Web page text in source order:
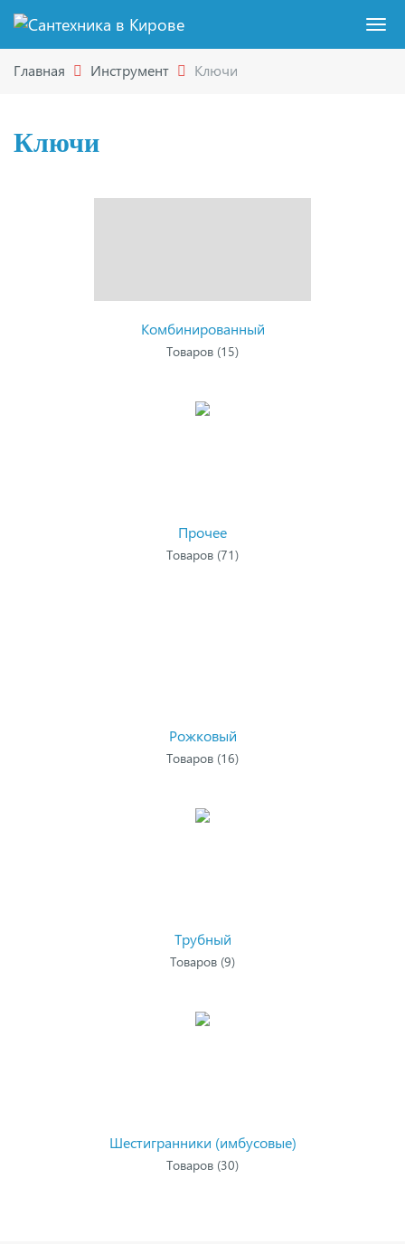
Skip
to
main
Навигация
Главная
Инструмент Ключи
Ключи
КАТЕГОРИИ
Комбинированный
Товаров (15)
Прочее
Товаров (71)
Рожковый
Товаров (16)
Трубный
Товаров (9)
Шестигранники (имбусовые)
Товаров (30)